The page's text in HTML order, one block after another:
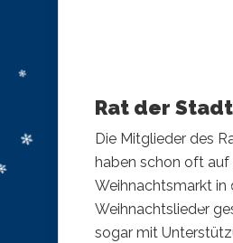
Rat der
Die Mitglieder des
haben schon oft auf
Weihnachtsmarkt
Weihnachtslieder
sogar mit